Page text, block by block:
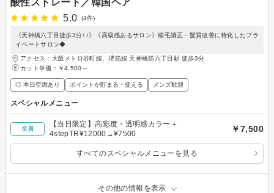
5.0
(4件)
《天神橋六丁目徒歩3分♪♪》《高級感あるサロン》縮毛矯正・髪質改善に特化したプラ
イベートサロン◆
アクセス：大阪メトロ谷町線、堺筋線 天神橋筋六丁目駅 徒歩3分
カット単価： ￥4,500～
◎ 本日空席あり ポイントが貯まる・使える メンズ歓迎
スペシャルメニュー
全員
【当日限定】高彩度・透明感カラー＋
4stepTR¥12000→¥7500
￥7,500
すべてのスペシャルメニューを見る
その他の情報を表示